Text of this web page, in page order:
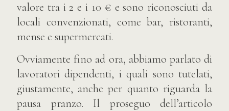
valore tra i 2 e i 10 € e sono riconosciuti da
locali convenzionati, come bar, ristoranti,
mense e supermercati.
Ovviamente fino ad ora, abbiamo parlato di
lavoratori dipendenti, i quali sono tutelati,
giustamente, anche per quanto riguarda la
pausa pranzo. Il proseguo dell’articolo